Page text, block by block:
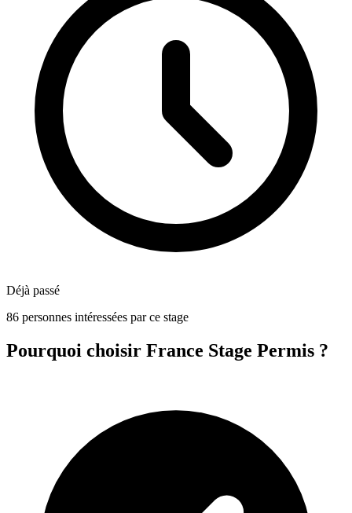
Déjà passé
86 personnes intéressées par ce stage
Pourquoi choisir France Stage Permis ?